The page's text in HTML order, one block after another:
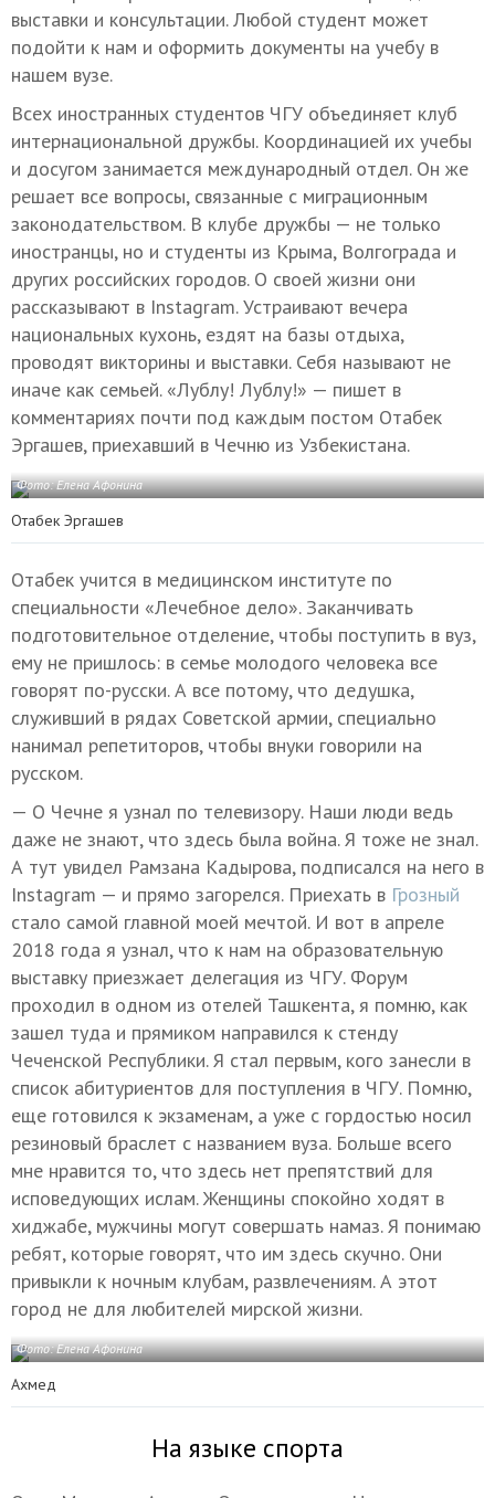
выставки и консультации. Любой студент может
подойти к нам и оформить документы на учебу в
нашем вузе.
Всех иностранных студентов ЧГУ объединяет клуб
интернациональной дружбы. Координацией их учебы
и досугом занимается международный отдел. Он же
решает все вопросы, связанные с миграционным
законодательством. В клубе дружбы — не только
иностранцы, но и студенты из Крыма, Волгограда и
других российских городов. О своей жизни они
рассказывают в Instagram. Устраивают вечера
национальных кухонь, ездят на базы отдыха,
проводят викторины и выставки. Себя называют не
иначе как семьей. «Лублу! Лублу!» — пишет в
комментариях почти под каждым постом Отабек
Эргашев, приехавший в Чечню из Узбекистана.
Фото: Елена Афонина
Отабек Эргашев
Отабек учится в медицинском институте по
специальности «Лечебное дело». Заканчивать
подготовительное отделение, чтобы поступить в вуз,
ему не пришлось: в семье молодого человека все
говорят по-русски. А все потому, что дедушка,
служивший в рядах Советской армии, специально
нанимал репетиторов, чтобы внуки говорили на
русском.
— О Чечне я узнал по телевизору. Наши люди ведь
даже не знают, что здесь была война. Я тоже не знал.
А тут увидел Рамзана Кадырова, подписался на него в
Instagram — и прямо загорелся. Приехать в Грозный
стало самой главной моей мечтой. И вот в апреле
2018 года я узнал, что к нам на образовательную
выставку приезжает делегация из ЧГУ. Форум
проходил в одном из отелей Ташкента, я помню, как
зашел туда и прямиком направился к стенду
Чеченской Республики. Я стал первым, кого занесли в
список абитуриентов для поступления в ЧГУ. Помню,
еще готовился к экзаменам, а уже с гордостью носил
резиновый браслет с названием вуза. Больше всего
мне нравится то, что здесь нет препятствий для
исповедующих ислам. Женщины спокойно ходят в
хиджабе, мужчины могут совершать намаз. Я понимаю
ребят, которые говорят, что им здесь скучно. Они
привыкли к ночным клубам, развлечениям. А этот
город не для любителей мирской жизни.
Фото: Елена Афонина
Ахмед
На языке спорта